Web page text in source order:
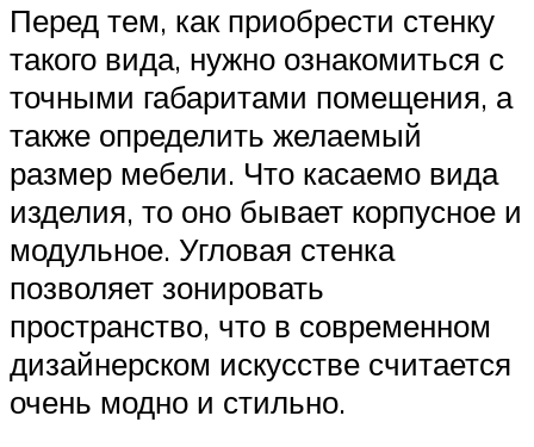
Перед тем, как приобрести стенку
такого вида, нужно ознакомиться с
точными габаритами помещения, а
также определить желаемый
размер мебели. Что касаемо вида
изделия, то оно бывает корпусное и
модульное. Угловая стенка
позволяет зонировать
пространство, что в современном
дизайнерском искусстве считается
очень модно и стильно.